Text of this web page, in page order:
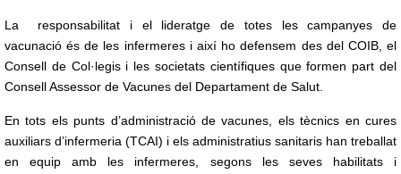
La responsabilitat i el lideratge de totes les campanyes de
vacunació és de les infermeres i així ho defensem des del COIB, el
Consell de Col·legis i les societats científiques que formen part del
Consell Assessor de Vacunes del Departament de Salut.
En tots els punts d’administració de vacunes, els tècnics en cures
auxiliars d’infermeria (TCAI) i els administratius sanitaris han treballat
en equip amb les infermeres, segons les seves habilitats i